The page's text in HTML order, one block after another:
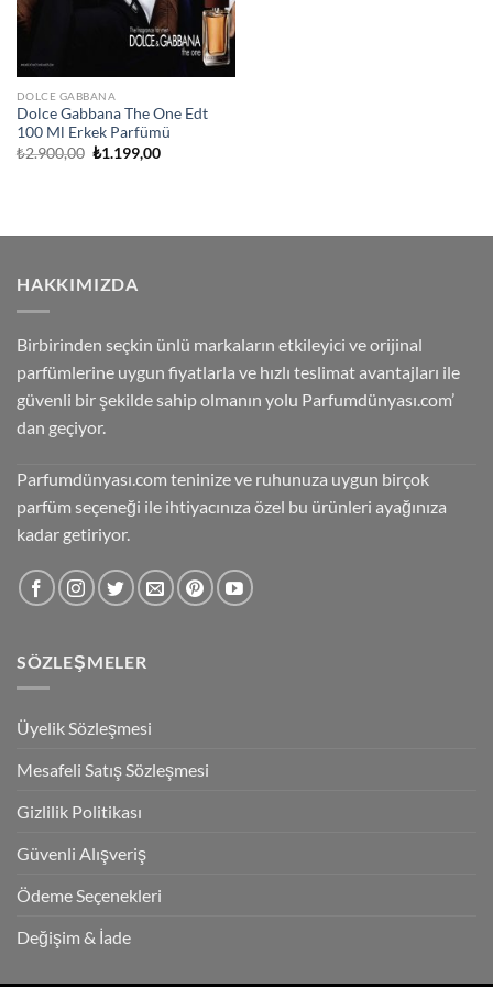
DOLCE GABBANA
Dolce Gabbana The One Edt
100 Ml Erkek Parfümü
₺2.900,00 Orijinal
₺1.199,00Şu
HAKKIMIZDA
Birbirinden seçkin ünlü markaların etkileyici ve orijinal
parfümlerine uygun fiyatlarla ve hızlı teslimat avantajları ile
güvenli bir şekilde sahip olmanın yolu Parfumdünyası.com’
dan geçiyor.
Parfumdünyası.com teninize ve ruhunuza uygun birçok
parfüm seçeneği ile ihtiyacınıza özel bu ürünleri ayağınıza
kadar getiriyor.
SÖZLEŞMELER
Üyelik Sözleşmesi
Mesafeli Satış Sözleşmesi
Gizlilik Politikası
Güvenli Alışveriş
Ödeme Seçenekleri
Değişim & İade